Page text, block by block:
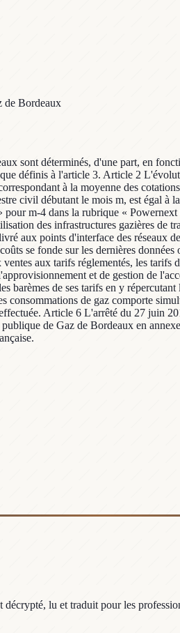
de Bordeaux
sont déterminés, d'une part, en
définis à l'article 3. Article 2
à la moyenne des
civil débutant le mois m, est égal à
m-4 dans la rubrique «
des infrastructures gazières
aux points d'interface des réseaux
se fonde sur les dernières
aux tarifs réglementés, les
et de gestion de
de ses tarifs en y
de gaz comporte
Article 6 L'arrêté du 27 juin
de Gaz de Bordeaux en
lu et traduit pour les